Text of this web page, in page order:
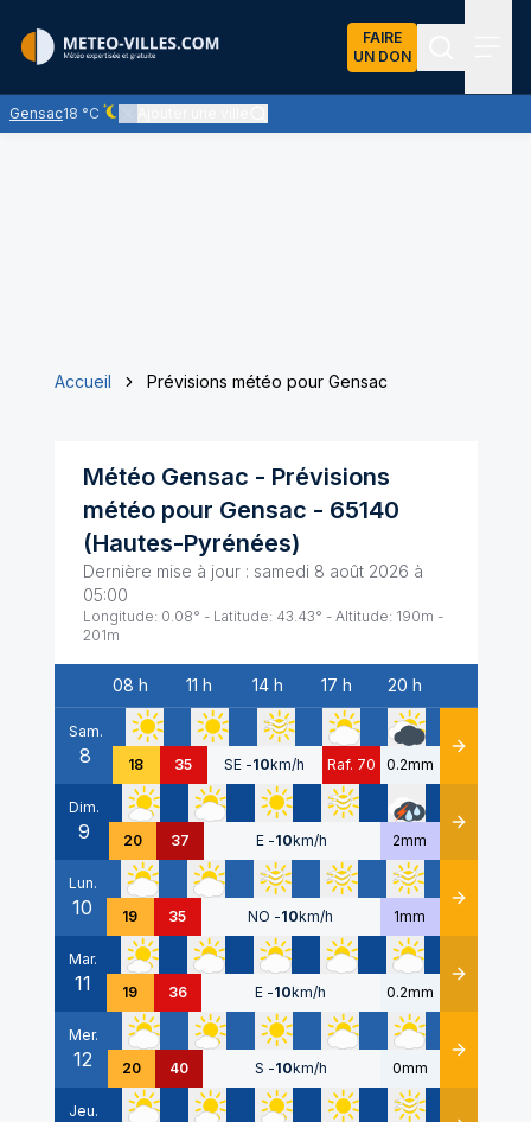
FAIRE
UN DON
Gensac18 °C
Ciel dégagé - quasiment pas de nuages
Accueil Prévisions météo pour Gensac
Météo Gensac - Prévisions
météo pour Gensac - 65140
(Hautes-Pyrénées)
Dernière mise à jour : samedi 8 août 2026 à
05:00
Longitude: 0.08° - Latitude: 43.43° - Altitude: 190m -
201m
Date
08 h 11 h 14 h 17 h 20 h
Sam.
8 18 35 SE -10km/h Raf. 70 0.2mm Détails
Dim.
9 20 37 E -10km/h 2mm Détails
Lun.
10 19 35 NO -10km/h 1mm Détails
Mar.
11 19 36 E -10km/h 0.2mm Détails
Mer.
12 20 40 S -10km/h 0mm Détails
Jeu.